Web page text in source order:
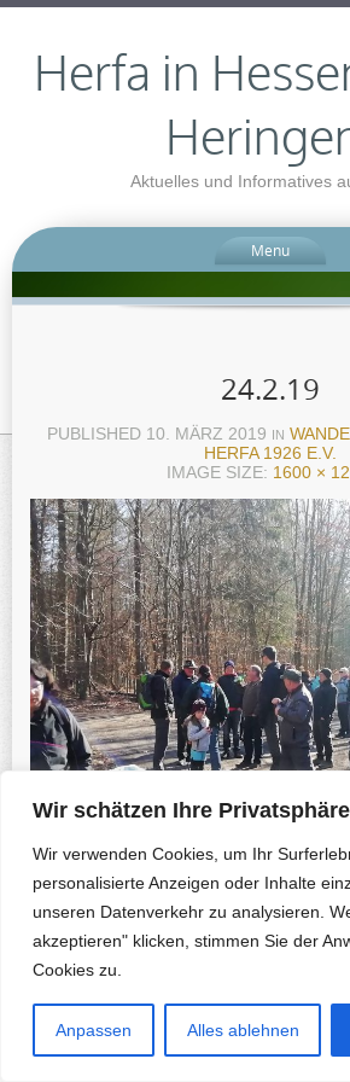
Wir schätzen Ihre Privatsphäre
Wir verwenden Cookies, um Ihr
personalisierte Anzeigen oder Inhalte
unseren Datenverkehr zu analysieren.
akzeptieren" klicken, stimmen Sie der
Cookies zu.
Anpassen Alles ablehnen
Herfa in
Aktuelles und Informatives
Menu
24.2.19
PUBLISHED 10. MÄRZ 2019 IN
HERFA 1926 E.V.
IMAGE SIZE: 1600 ×
Previous Photo Next
Copyright © 2026 Herfa.de & B. Korte-